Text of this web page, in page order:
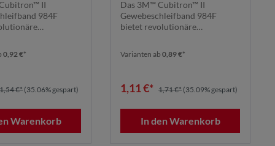
|
II
984F
0,92 €*
1,54 €*(35.06% gespart)
Warenkorb
Gewebeschleifband |
7100044211
Das 3M™ Cubitron™ II
Gewebeschleifband 984F
bietet revolutionäre
Varianten ab 0,89 €*
1,11 €* 1,71 €* (35.09% gespart)
In den Warenkorb